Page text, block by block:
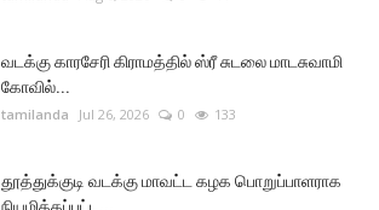
வடக்கு காரசேரி கிராமத்தில் ஸ்ரீ சுடலை மாடசுவாமி
கோவில்...
tamilanda Jul 26, 2026 0 133
தூத்துக்குடி வடக்கு மாவட்ட கழக பொறுப்பாளராக